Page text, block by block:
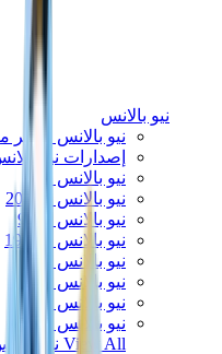
نيو بالانس
نيو بالانس الأكثر
إصدارات نيو
نيو بالانس 550
نيو بالانس 2002R
نيو بالانس 9060
نيو بالانس 1906D
نيو بالانس 530
نيو بالانس 990
نيو بالانس 650R
نيو بالانس 993
View All نيو